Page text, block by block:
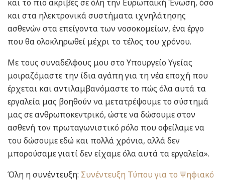
και το πιο ακριβές σε όλη την Ευρωπαϊκή Ένωση, όσο
και στα ηλεκτρονικά συστήματα ιχνηλάτησης
ασθενών στα επείγοντα των νοσοκομείων, ένα έργο
που θα ολοκληρωθεί μέχρι το τέλος του χρόνου.
Με τους συναδέλφους μου στο Υπουργείο Υγείας
μοιραζόμαστε την ίδια αγάπη για τη νέα εποχή που
έρχεται και αντιλαμβανόμαστε το πώς όλα αυτά τα
εργαλεία μας βοηθούν να μετατρέψουμε το σύστημά
μας σε ανθρωποκεντρικό, ώστε να δώσουμε στον
ασθενή τον πρωταγωνιστικό ρόλο που οφείλαμε να
του δώσουμε εδώ και πολλά χρόνια, αλλά δεν
μπορούσαμε γιατί δεν είχαμε όλα αυτά τα εργαλεία».
Όλη η συνέντευξη: Συνέντευξη Τύπου για το Ψηφιακό